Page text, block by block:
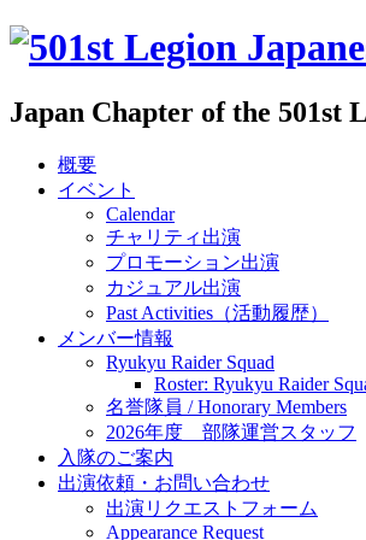
Japan Chapter of the 501st
概要
イベント
Calendar
チャリティ出演
プロモーション出演
カジュアル出演
Past Activities（活動履歴）
メンバー情報
Ryukyu Raider Squad
Roster: Ryukyu Raider
名誉隊員 / Honorary Members
2026年度 部隊運営スタッフ
入隊のご案内
出演依頼・お問い合わせ
出演リクエストフォーム
Appearance Request